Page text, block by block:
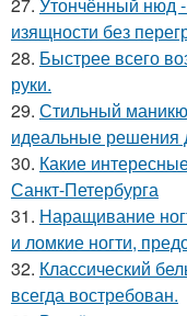
27. Утончённый нюд
изящности без
28. Быстрее всего
руки.
29. Стильный
идеальные решения
30. Какие
Санкт-Петербурга
31. Наращивание
и ломкие ногти,
32. Классический
всегда востребован.